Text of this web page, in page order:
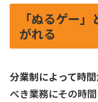
「ぬるゲー
がれる
分業制によって時
べき業務にその時